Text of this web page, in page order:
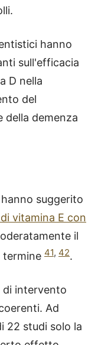
hanno
sull'efficacia
D nella
del
demenza
suggerito
vitamina E con
il
termine 41, 42.
di intervento
Ad
22 studi solo la